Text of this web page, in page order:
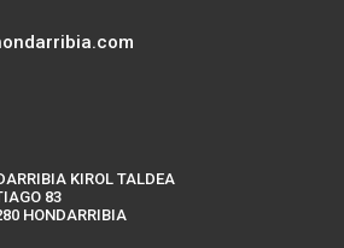
KIROL TALDEA
83
HONDARRIBIA